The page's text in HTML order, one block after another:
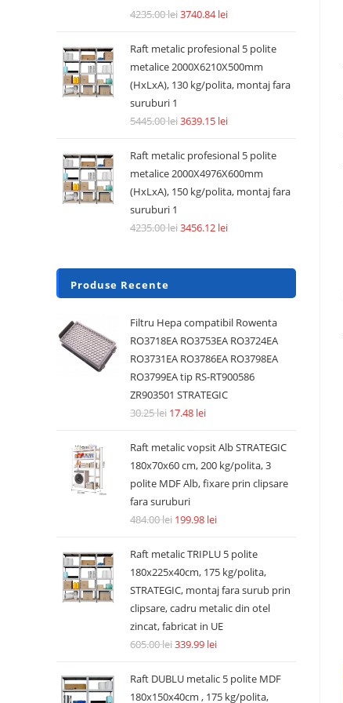
4235.00lei3740.84lei
Raft metalic profesional 5 polite
metalice 2000X6210X500mm
(HxLxA), 130 kg/polita, montaj fara
suruburi 1
5445.00lei3639.15 lei
Raft metalic profesional 5 polite
metalice 2000X4976X600mm
(HxLxA), 150 kg/polita, montaj fara
suruburi 1
4235.00lei3456.12 lei
Produse Recente
Filtru Hepa compatibil Rowenta
RO3718EA RO3753EA RO3724EA
RO3731EA RO3786EA RO3798EA
RO3799EA tip RS-RT900586
ZR903501 STRATEGIC
30.25lei 17.48 lei
Raft metalic vopsit Alb STRATEGIC
180x70x60 cm, 200 kg/polita, 3
polite MDF Alb, fixare prin clipsare
fara suruburi
484.00lei 199.98 lei
Raft metalic TRIPLU 5 polite
180x225x40cm, 175 kg/polita,
STRATEGIC, montaj fara surub prin
clipsare, cadru metalic din otel
zincat, fabricat in UE
605.00lei339.99 lei
Raft DUBLU metalic 5 polite MDF
180x150x40cm , 175 kg/polita,